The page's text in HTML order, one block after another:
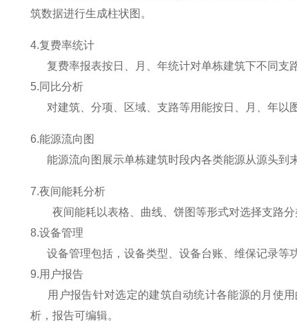
筑数据进行生成柱状图。
4.复费率统计
复费率报表按日、月、年统计对单栋建筑下不同支
5.同比分析
对建筑、分项、区域、支路等用能按日、月、年以
6.能源流向图
能源流向图展示单栋建筑时段内各类能源从源头到
7.夜间能耗分析
夜间能耗以表格、曲线、饼图等形式对选择支路分
8.设备管理
设备管理包括，设备类型、设备台账、维保记录等
9.用户报告
用户报告针对选定的建筑自动统计各能源的月使用
析，报告可编辑。